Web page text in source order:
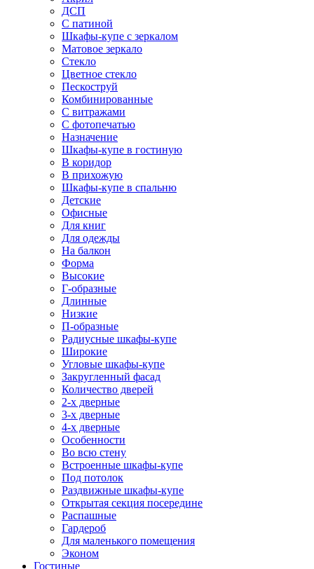
ДСП
С патиной
Шкафы-купе с зеркалом
Матовое зеркало
Стекло
Цветное стекло
Пескоструй
Комбинированные
С витражами
С фотопечатью
Назначение
Шкафы-купе в гостиную
В коридор
В прихожую
Шкафы-купе в спальню
Детские
Офисные
Для книг
Для одежды
На балкон
Форма
Высокие
Г-образные
Длинные
Низкие
П-образные
Радиусные шкафы-купе
Широкие
Угловые шкафы-купе
Закругленный фасад
Количество дверей
2-х дверные
3-х дверные
4-х дверные
Особенности
Во всю стену
Встроенные шкафы-купе
Под потолок
Раздвижные шкафы-купе
Открытая секция посередине
Распашные
Гардероб
Для маленького помещения
Эконом
Гостиные